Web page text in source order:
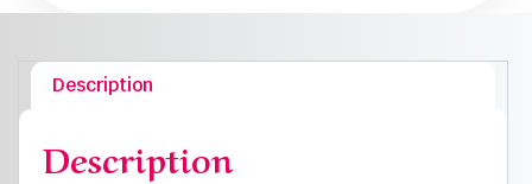
Description
Description